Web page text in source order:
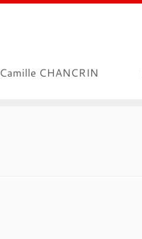
Camille CHANCRIN